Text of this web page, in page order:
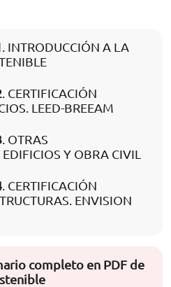
. INTRODUCCIÓN A LA
. CERTIFICACIÓN
LEED-BREEAM
. OTRAS
Y OBRA CIVIL
. CERTIFICACIÓN
ENVISION
completo en PDF de